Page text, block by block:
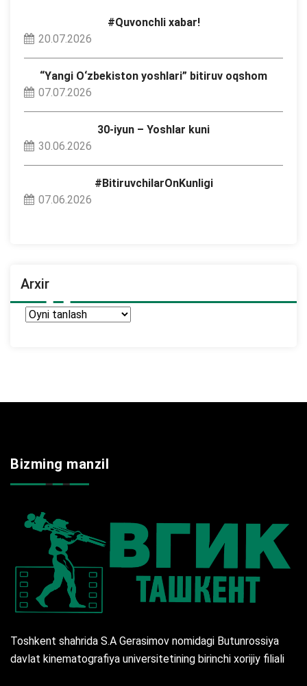
#Quvonchli xabar!
20.07.2026
“Yangi O‘zbekiston yoshlari” bitiruv oqshom
07.07.2026
30-iyun – Yoshlar kuni
30.06.2026
#BitiruvchilarOnKunligi
07.06.2026
Arxir
Arxir
Bizming manzil
Toshkent shahrida S.A Gerasimov nomidagi Butunrossiya
davlat kinematografiya universitetining birinchi xorijiy filiali